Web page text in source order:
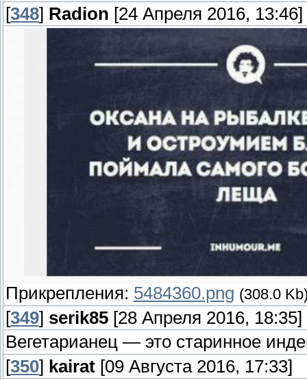
[348] Radion [24 Апреля 2016, 13:46]
Прикрепления: 5484360.png (308.0
[349] serik85 [28 Апреля 2016, 18:35]
Вегетарианец — это старинное
[350] kairat [09 Августа 2016, 17:33]